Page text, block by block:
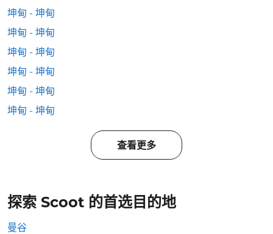
坤甸 - 坤甸
坤甸 - 坤甸
坤甸 - 坤甸
坤甸 - 坤甸
坤甸 - 坤甸
坤甸 - 坤甸
查看更多
探索 Scoot 的首选目的地
曼谷